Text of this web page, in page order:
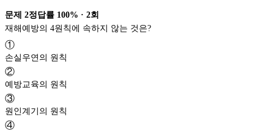
문제 2정답률 100% · 2회
재해예방의 4원칙에 속하지 않는 것은?
①
손실우연의 원칙
②
예방교육의 원칙
③
원인계기의 원칙
④